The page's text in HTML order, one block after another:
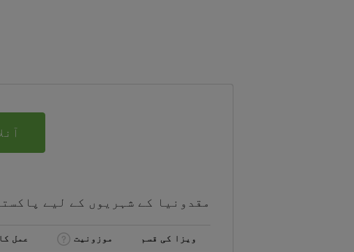
مقدونیا کے شہریوں کے لیے
ویزا کی قسم موزونیت عمل